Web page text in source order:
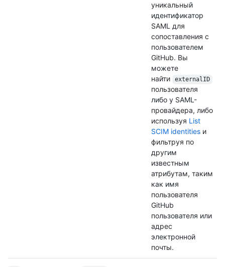
уникальный
идентификатор
SAML для
сопоставления с
пользователем
GitHub. Вы
можете
найти
externalID
пользователя
либо у SAML-
провайдера, либо
используя List
SCIM identities и
фильтруя по
другим
известным
атрибутам, таким
как имя
пользователя
GitHub
пользователя или
адрес
электронной
почты.